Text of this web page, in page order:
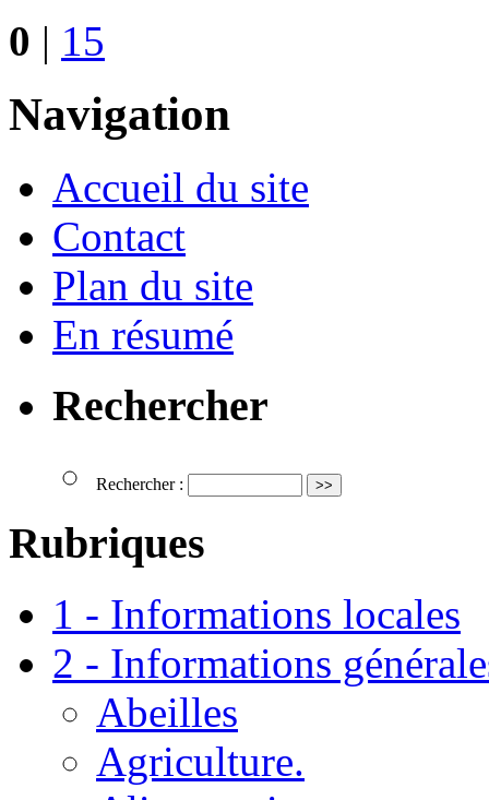
0 | 15
Navigation
Accueil du site
Contact
Plan du site
En résumé
Rechercher
Rechercher :
Rubriques
1 - Informations locales
2 - Informations
Abeilles
Agriculture.